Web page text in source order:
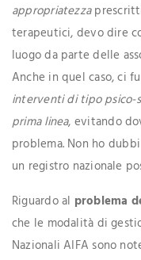
appropriatezza
terapeutici, devo dire
luogo da parte delle
Anche in quel caso, ci
interventi di tipo psico-
prima linea, evitando
problema. Non ho
un registro nazionale
Riguardo al problema
che le modalità di
Nazionali AIFA sono